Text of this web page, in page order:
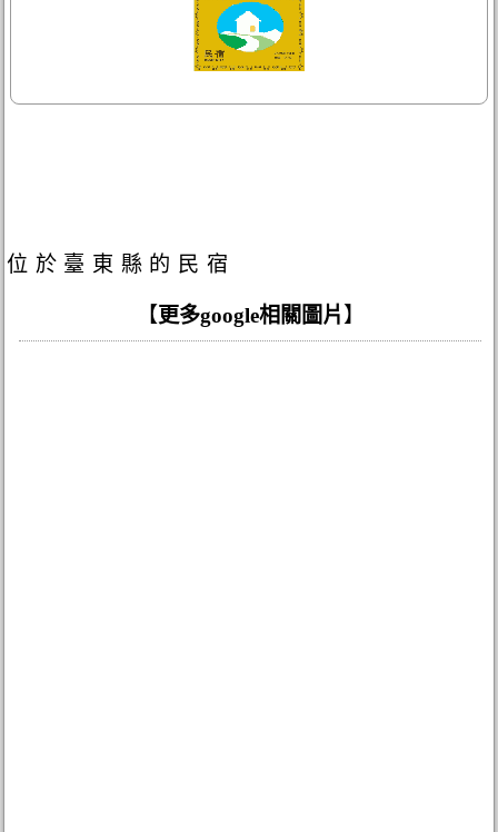
位於臺東縣的民宿
【更多google相關圖片】